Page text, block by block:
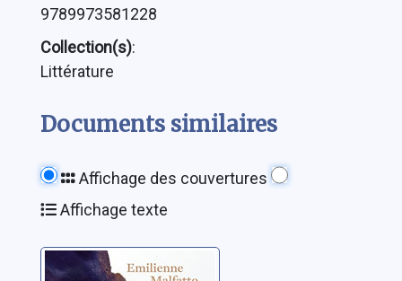
9789973581228
Collection(s):
Littérature
Documents similaires
Affichage des couvertures
Affichage texte
Le colonel ne